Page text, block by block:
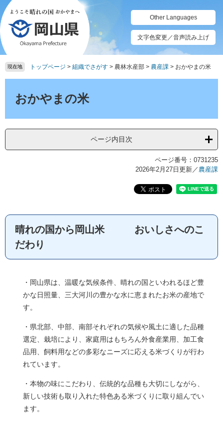
ペ
ー
ジ
の
先
頭
す。
メ
ニ
ュ
ー
を
飛
し
へ
Other Languages
文字色変更／音声読み上げ
現在地 トップページ > 組織でさがす > 農林水産部 > 農産課 > おかやまの米
おかやまの米
ページ内目次
ページ番号：0731235
2026年2月27日更新／ 農産課
晴れの国から岡山米 おいしさへのこ
だわり
・岡山県は、温暖な気候条件、晴れの国といわれるほど豊
かな日照量、三大河川の豊かな水に恵まれたお米の産地で
す。
・県北部、中部、南部それぞれの気候や風土に適した品種
選定、栽培により、家庭用はもちろん外食産業用、加工食
品用、飼料用などの多彩なニーズに応える米づくりが行わ
れています。
・本物の味にこだわり、伝統的な品種も大切にしながら、
新しい技術も取り入れた特色ある米づくりに取り組んでい
ます。